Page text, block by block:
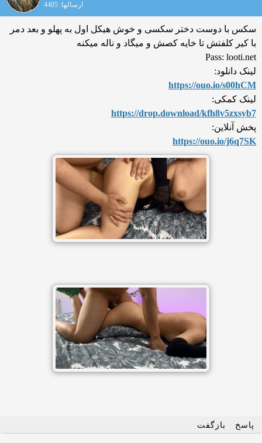
ارسالها: 4405
سکس با دوست دختر سکسی و خوش هیکل اول به پهلو و بعد دمر
با کیر کلفتش تا خایه کصش و میگاد و ناله میکنه
Pass: looti.net
لینک دانلود:
https://ouo.io/s00hCM
لینک کمکی:
https://drop.download/kfh8v5zxsyb7
پخش آنلاین:
https://ouo.io/j6q7SK
پاسخ بازگفت